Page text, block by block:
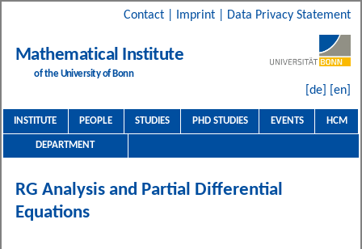
Contact Imprint Data Privacy Statement
Mathematical Institute
of the University of Bonn
[de] [en]
INSTITUTE PEOPLE STUDIES PHD STUDIES EVENTS HCM
DEPARTMENT
RG Analysis and Partial Differential
Equations